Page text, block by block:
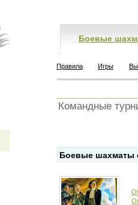
Боевые
Правила Игры
Командные
Боевые шахматы